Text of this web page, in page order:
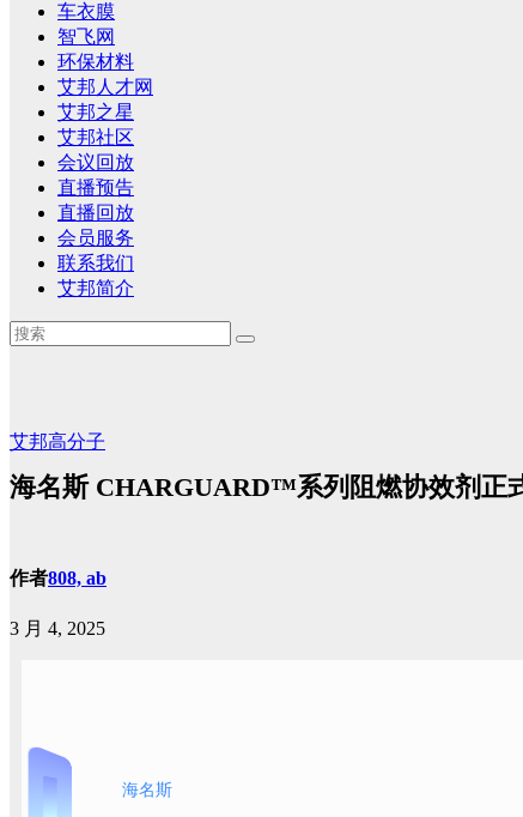
车衣膜
智飞网
环保材料
艾邦人才网
艾邦之星
艾邦社区
会议回放
直播预告
直播回放
会员服务
联系我们
艾邦简介
艾邦高分子
海名斯 CHARGUARD™系列阻燃协效剂正
作者808, ab
3 月 4, 2025
1 海名斯